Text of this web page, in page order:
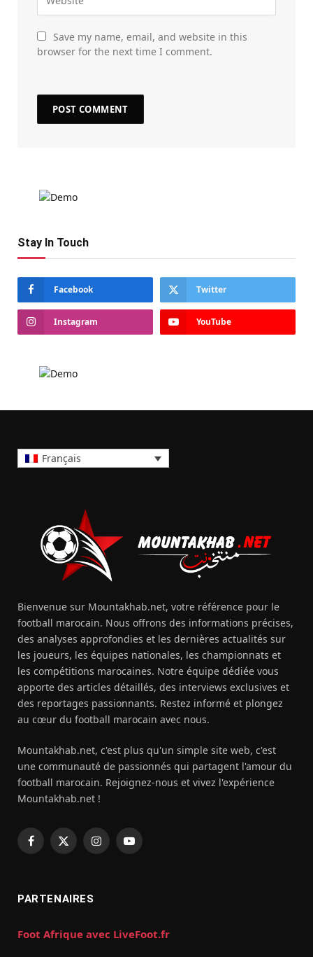
Save my name, email, and website in this
browser for the next time I comment.
Stay In Touch
Facebook Twitter
Instagram YouTube
Français
Bienvenue sur Mountakhab.net, votre référence pour le
football marocain. Nous offrons des informations précises,
des analyses approfondies et les dernières actualités sur
les joueurs, les équipes nationales, les championnats et
les compétitions marocaines. Notre équipe dédiée vous
apporte des articles détaillés, des interviews exclusives et
des reportages passionnants. Restez informé et plongez
au cœur du football marocain avec nous.
Mountakhab.net, c'est plus qu'un simple site web, c'est
une communauté de passionnés qui partagent l'amour du
football marocain. Rejoignez-nous et vivez l'expérience
Mountakhab.net !
Facebook
X
InstagramYouTube
PARTENAIRES
Foot Afrique avec LiveFoot.fr